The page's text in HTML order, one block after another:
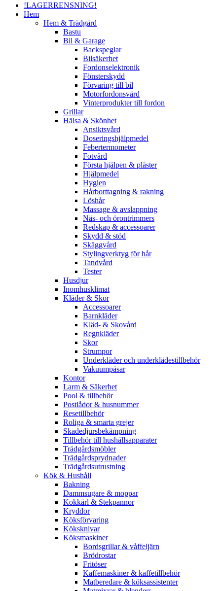
!LAGERRENSNING!
Hem
Hem & Trädgård
Bastu
Bil & Garage
Backspeglar
Bilsäkerhet
Fordonselektronik
Fönsterskydd
Förvaring till bil
Motorfordonsvård
Vinterprodukter till fordon
Grillar
Hälsa & Skönhet
Ansiktsvård
Doseringshjälpmedel
Febertermometer
Fotvård
Första hjälpen & plåster
Hjälpmedel
Hygien
Hårborttagning & rakning
Löshår
Massage & avslappning
Näs- och örontrimmers
Redskap & accessoarer
Skydd & stöd
Skäggvård
Stylingverktyg för hår
Tandvård
Tester
Husdjur
Inomhusklimat
Kläder & Skor
Accessoarer
Barnkläder
Kläd- & Skovård
Regnkläder
Skor
Strumpor
Underkläder och underklädestillbehör
Vakuumpåsar
Kontor
Larm & Säkerhet
Pool & tillbehör
Postlådor & husnummer
Resetillbehör
Roliga & smarta grejer
Skadedjursbekämpning
Tillbehör till hushållsapparater
Trädgårdsmöbler
Trädgårdsprydnader
Trädgårdsutrustning
Kök & Hushåll
Bakning
Dammsugare & moppar
Kokkärl & Stekpannor
Kryddor
Köksförvaring
Köksknivar
Köksmaskiner
Bordsgrillar & våffeljärn
Brödrostar
Fritöser
Kaffemaskiner & kaffetillbehör
Matberedare & köksassistenter